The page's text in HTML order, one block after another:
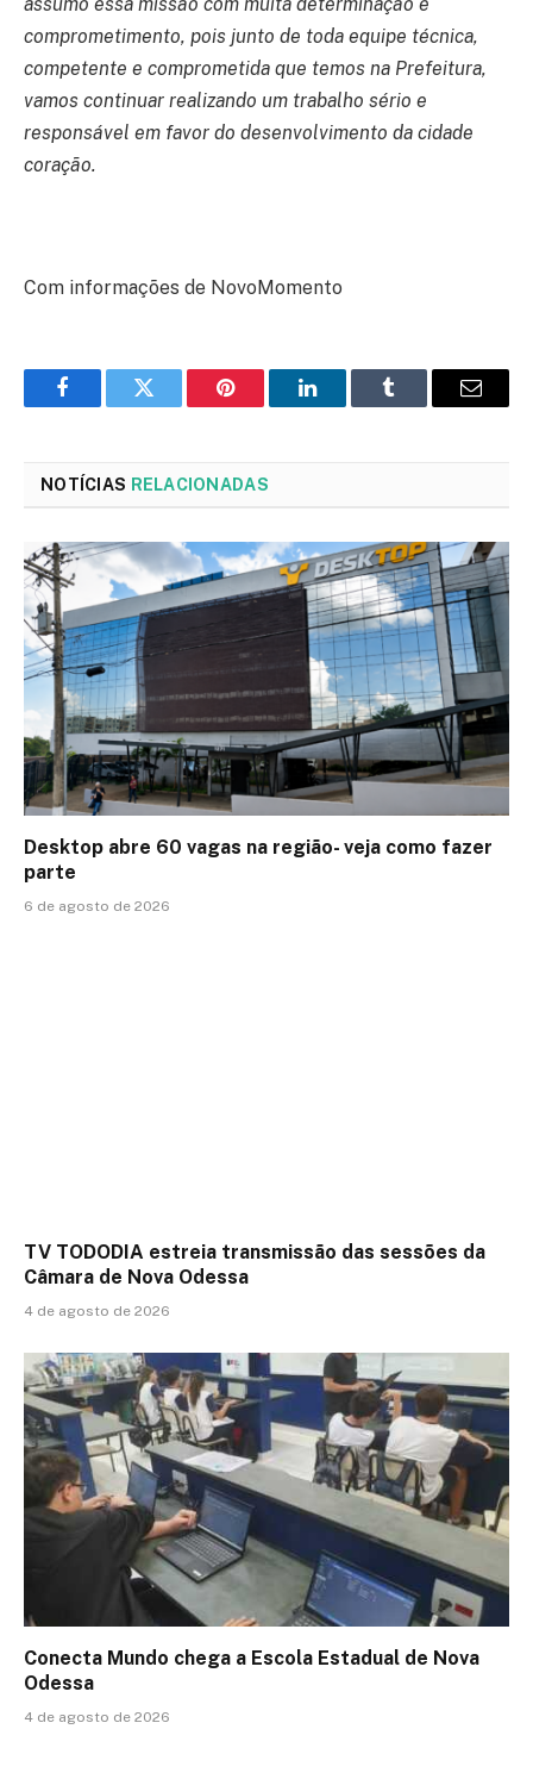
comprometimento, pois junto de toda equipe técnica,
competente e comprometida que temos na Prefeitura,
vamos continuar realizando um trabalho sério e
responsável em favor do desenvolvimento da cidade
coração.
Com informações de NovoMomento
FacebookTwitter Pinterest LinkedInTumblr Email
NOTÍCIAS RELACIONADAS
Desktop abre 60 vagas na região- veja como fazer
parte
6 de agosto de 2026
TV TODODIA estreia transmissão das sessões da
Câmara de Nova Odessa
4 de agosto de 2026
Conecta Mundo chega a Escola Estadual de Nova
Odessa
4 de agosto de 2026